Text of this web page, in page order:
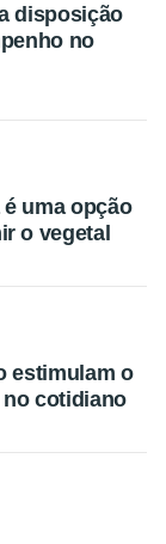
disposição
no
uma opção
o vegetal
estimulam o
cotidiano